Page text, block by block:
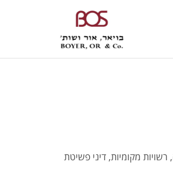
רשויות מקומיות, דיני פשיטת